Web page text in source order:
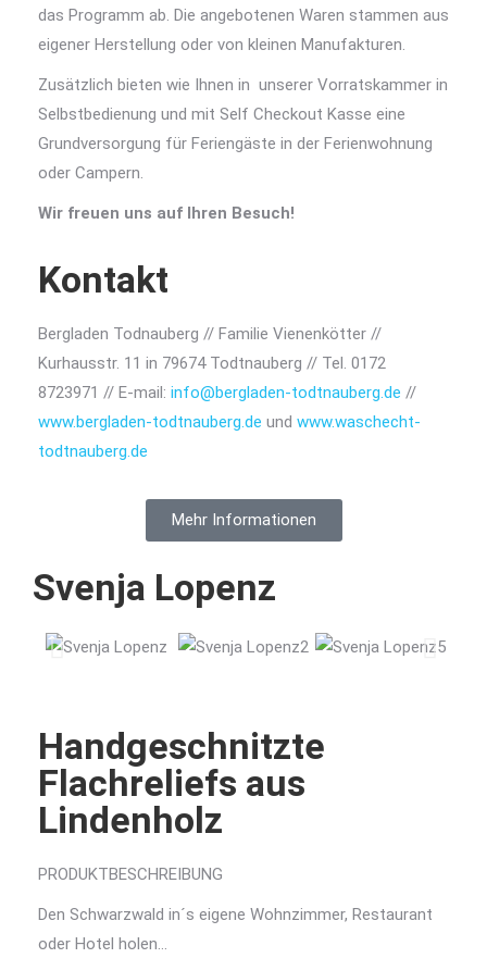
das Programm ab. Die angebotenen Waren stammen aus
eigener Herstellung oder von kleinen Manufakturen.
Zusätzlich bieten wie Ihnen in unserer Vorratskammer in
Selbstbedienung und mit Self Checkout Kasse eine
Grundversorgung für Feriengäste in der Ferienwohnung
oder Campern.
Wir freuen uns auf Ihren Besuch!
Kontakt
Bergladen Todnauberg // Familie Vienenkötter //
Kurhausstr. 11 in 79674 Todtnauberg // Tel. 0172
8723971 // E-mail: info@bergladen-todtnauberg.de //
www.bergladen-todtnauberg.de und www.waschecht-
todtnauberg.de
Mehr Informationen
Svenja Lopenz
Handgeschnitzte
Flachreliefs aus
Lindenholz
PRODUKTBESCHREIBUNG
Den Schwarzwald in´s eigene Wohnzimmer, Restaurant
oder Hotel holen…